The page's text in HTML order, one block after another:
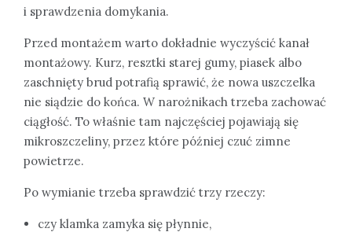
i sprawdzenia domykania.
Przed montażem warto dokładnie wyczyścić kanał
montażowy. Kurz, resztki starej gumy, piasek albo
zaschnięty brud potrafią sprawić, że nowa uszczelka
nie siądzie do końca. W narożnikach trzeba zachować
ciągłość. To właśnie tam najczęściej pojawiają się
mikroszczeliny, przez które później czuć zimne
powietrze.
Po wymianie trzeba sprawdzić trzy rzeczy:
czy klamka zamyka się płynnie,